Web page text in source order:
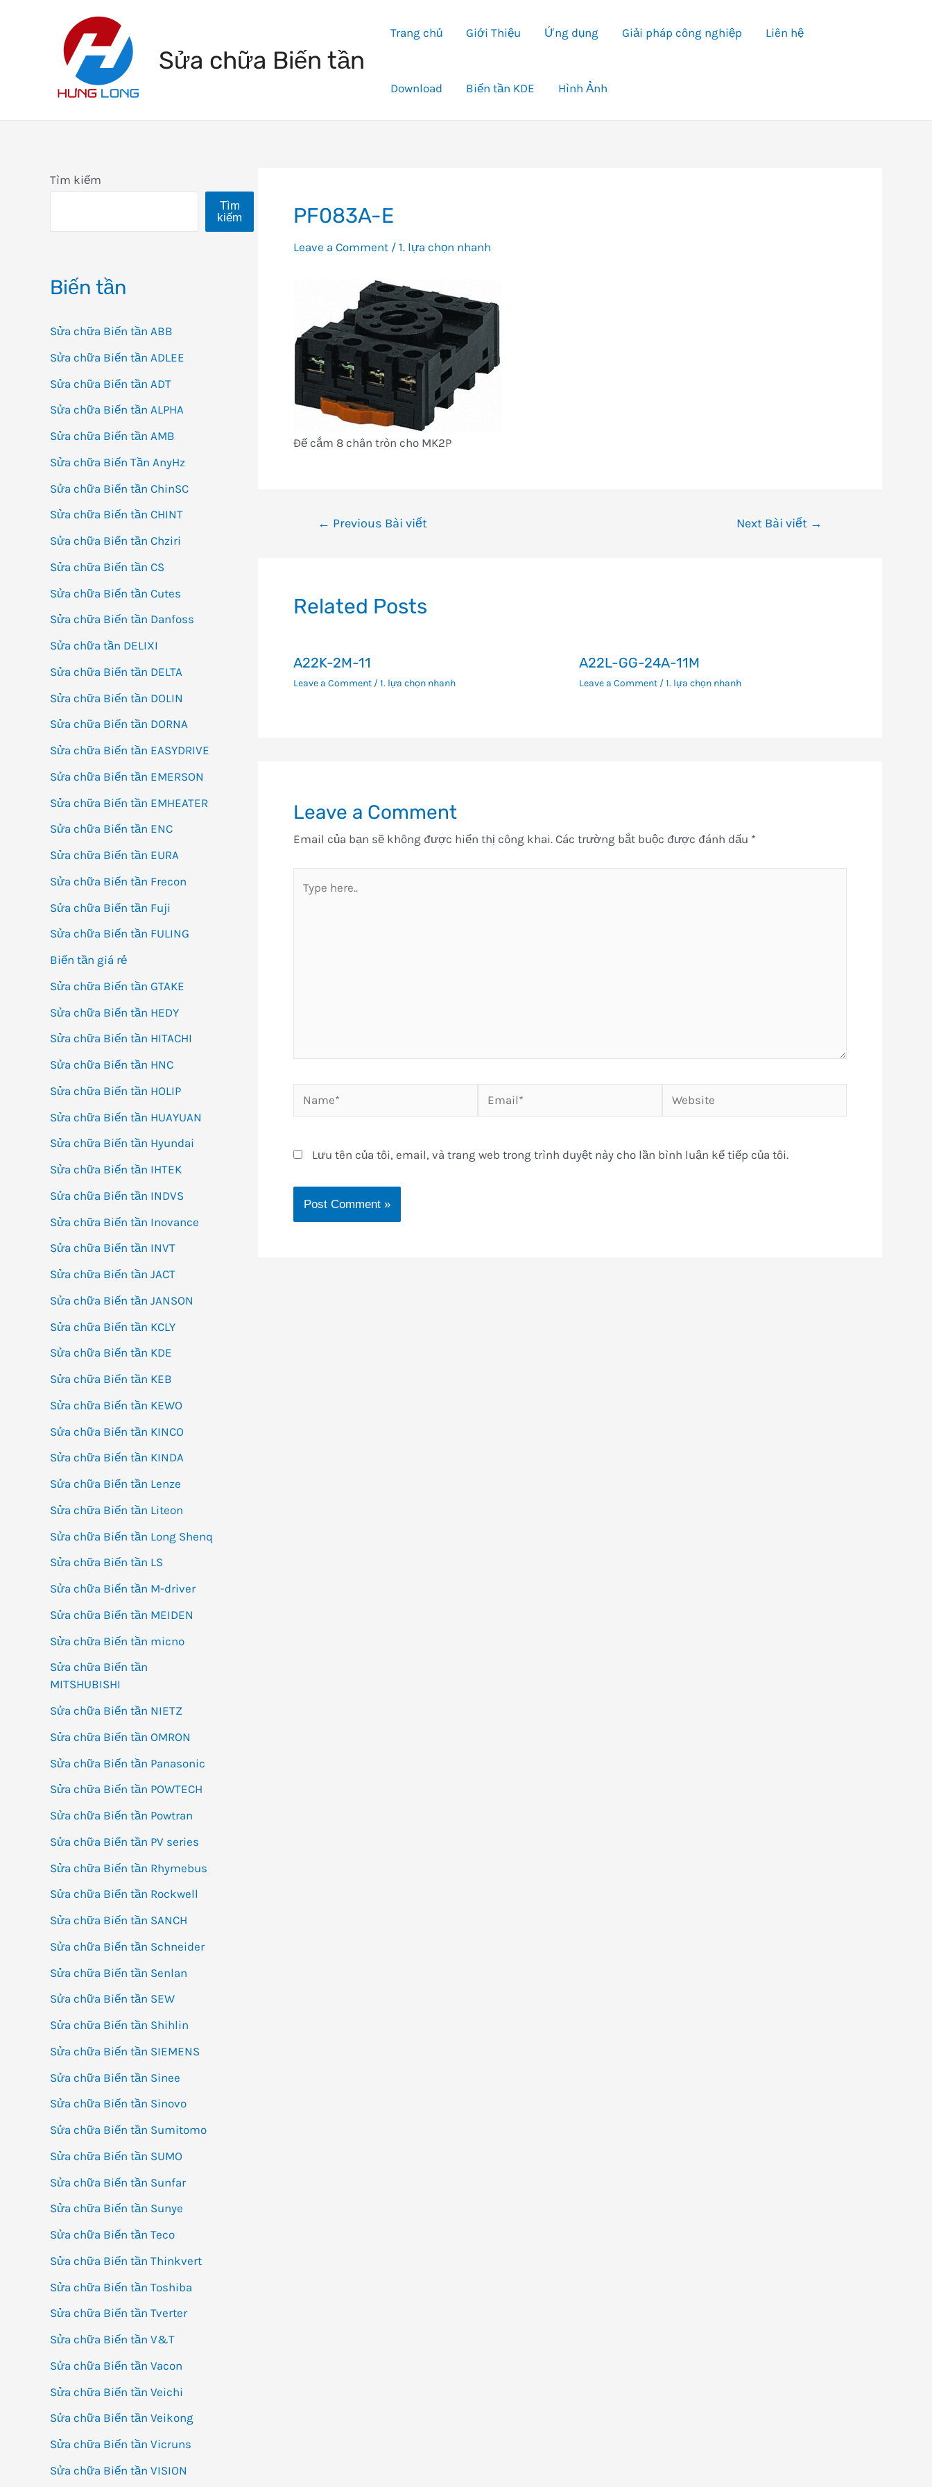
Sửa chữa Biến tần
Trang chủ Giới Thiệu Ứng dụng Giải pháp công nghiệp Liên hệ
Download Biến tần KDE Hình Ảnh
Tìm kiếm
Tìm
kiếm
Biến tần
Sửa chữa Biến tần ABB
Sửa chữa Biến tần ADLEE
Sửa chữa Biến tần ADT
Sửa chữa Biến tần ALPHA
Sửa chữa Biến tần AMB
Sửa chữa Biến Tần AnyHz
Sửa chữa Biến tần ChinSC
Sửa chữa Biến tần CHINT
Sửa chữa Biến tần Chziri
Sửa chữa Biến tần CS
Sửa chữa Biến tần Cutes
Sửa chữa Biến tần Danfoss
Sửa chữa tần DELIXI
Sửa chữa Biến tần DELTA
Sửa chữa Biến tần DOLIN
Sửa chữa Biến tần DORNA
Sửa chữa Biến tần EASYDRIVE
Sửa chữa Biến tần EMERSON
Sửa chữa Biến tần EMHEATER
Sửa chữa Biến tần ENC
Sửa chữa Biến tần EURA
Sửa chữa Biến tần Frecon
Sửa chữa Biến tần Fuji
Sửa chữa Biến tần FULING
Biến tần giá rẻ
Sửa chữa Biến tần GTAKE
Sửa chữa Biến tần HEDY
Sửa chữa Biến tần HITACHI
Sửa chữa Biến tần HNC
Sửa chữa Biến tần HOLIP
Sửa chữa Biến tần HUAYUAN
Sửa chữa Biến tần Hyundai
Sửa chữa Biến tần IHTEK
Sửa chữa Biến tần INDVS
Sửa chữa Biến tần Inovance
Sửa chữa Biến tần INVT
Sửa chữa Biến tần JACT
Sửa chữa Biến tần JANSON
Sửa chữa Biến tần KCLY
Sửa chữa Biến tần KDE
Sửa chữa Biến tần KEB
Sửa chữa Biến tần KEWO
Sửa chữa Biến tần KINCO
Sửa chữa Biến tần KINDA
Sửa chữa Biến tần Lenze
Sửa chữa Biến tần Liteon
Sửa chữa Biến tần Long Shenq
Sửa chữa Biến tần LS
Sửa chữa Biến tần M-driver
Sửa chữa Biến tần MEIDEN
Sửa chữa Biến tần micno
Sửa chữa Biến tần
MITSHUBISHI
Sửa chữa Biến tần NIETZ
Sửa chữa Biến tần OMRON
Sửa chữa Biến tần Panasonic
Sửa chữa Biến tần POWTECH
Sửa chữa Biến tần Powtran
Sửa chữa Biến tần PV series
Sửa chữa Biến tần Rhymebus
Sửa chữa Biến tần Rockwell
Sửa chữa Biến tần SANCH
Sửa chữa Biến tần Schneider
Sửa chữa Biến tần Senlan
Sửa chữa Biến tần SEW
Sửa chữa Biến tần Shihlin
Sửa chữa Biến tần SIEMENS
Sửa chữa Biến tần Sinee
Sửa chữa Biến tần Sinovo
Sửa chữa Biến tần Sumitomo
Sửa chữa Biến tần SUMO
Sửa chữa Biến tần Sunfar
Sửa chữa Biến tần Sunye
Sửa chữa Biến tần Teco
Sửa chữa Biến tần Thinkvert
Sửa chữa Biến tần Toshiba
Sửa chữa Biến tần Tverter
Sửa chữa Biến tần V&T
Sửa chữa Biến tần Vacon
Sửa chữa Biến tần Veichi
Sửa chữa Biến tần Veikong
Sửa chữa Biến tần Vicruns
Sửa chữa Biến tần VISION
PF083A-E
Leave a Comment / 1. lựa chọn nhanh
Đế cắm 8 chân tròn cho MK2P
Điều← Previous Bài viết Next Bài viết →
Related Posts
A22K-2M-11
Leave a Comment /1. lựa chọn nhanh
A22L-GG-24A-11M
Leave a Comment /1. lựa chọn nhanh
Leave a Comment
Email của bạn sẽ không được hiển thị công khai. Các trường bắt buộc được đánh dấu *
here..
Name* Email* Website
Lưu tên của tôi, email, và trang web trong trình duyệt này cho lần bình luận kế tiếp của tôi.